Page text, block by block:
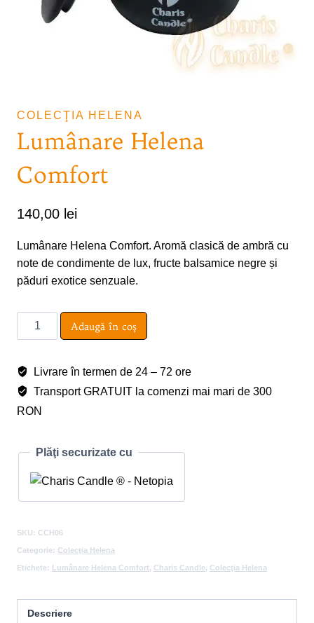
COLECŢIA HELENA
Lumânare Helena
Comfort
140,00 lei
Lumânare Helena Comfort. Aromă clasică de ambră cu
note de condimente de lux, fructe balsamice negre și
păduri exotice senzuale.
Cantitate
Lumânare
Comfort
Adaugă în coș
Livrare în termen de 24 – 72 ore
Transport GRATUIT la comenzi mai mari de 300
RON
Plăţi securizate cu
SKU: CCH06
Categorie: Colecţia Helena
Etichete: Lumânare Helena Comfort, Charis Candle, Colecţia Helena
Descriere